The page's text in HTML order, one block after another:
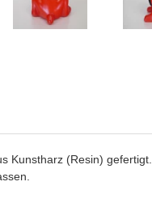
Kunstharz (Resin) gefertigt.